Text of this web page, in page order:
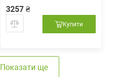
3257 ₴
Купити
Показати ще